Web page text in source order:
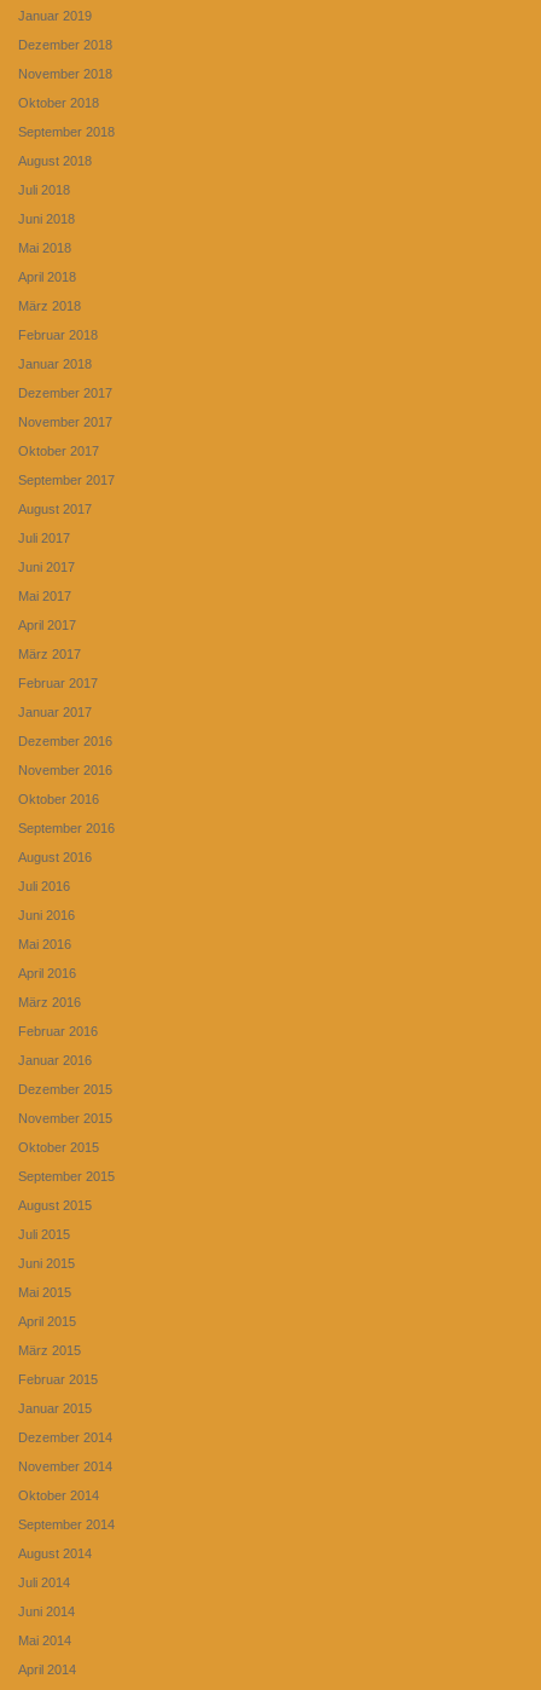
Januar 2019
Dezember 2018
November 2018
Oktober 2018
September 2018
August 2018
Juli 2018
Juni 2018
Mai 2018
April 2018
März 2018
Februar 2018
Januar 2018
Dezember 2017
November 2017
Oktober 2017
September 2017
August 2017
Juli 2017
Juni 2017
Mai 2017
April 2017
März 2017
Februar 2017
Januar 2017
Dezember 2016
November 2016
Oktober 2016
September 2016
August 2016
Juli 2016
Juni 2016
Mai 2016
April 2016
März 2016
Februar 2016
Januar 2016
Dezember 2015
November 2015
Oktober 2015
September 2015
August 2015
Juli 2015
Juni 2015
Mai 2015
April 2015
März 2015
Februar 2015
Januar 2015
Dezember 2014
November 2014
Oktober 2014
September 2014
August 2014
Juli 2014
Juni 2014
Mai 2014
April 2014